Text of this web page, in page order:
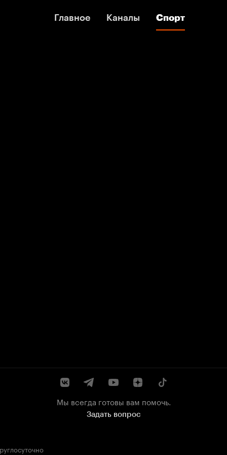
Главное Каналы Спорт
Главное Каналы Спорт
Мы всегда готовы вам помочь.
Задать вопрос